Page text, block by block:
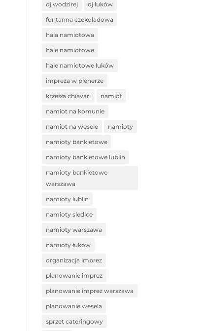
dj wodzirej dj łuków
fontanna czekoladowa
hala namiotowa
hale namiotowe
hale namiotowe łuków
impreza w plenerze
krzesła chiavari namiot
namiot na komunie
namiot na wesele namioty
namioty bankietowe
namioty bankietowe lublin
namioty bankietowe
warszawa
namioty lublin
namioty siedlce
namioty warszawa
namioty łuków
organizacja imprez
planowanie imprez
planowanie imprez warszawa
planowanie wesela
sprzet cateringowy